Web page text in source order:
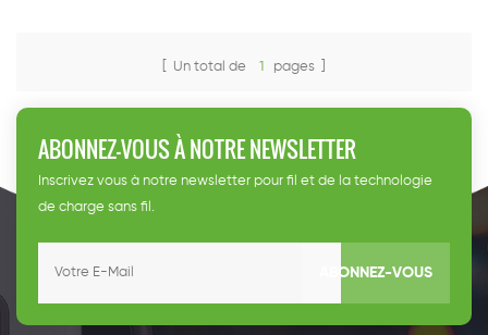
[ Un total de 1 pages ]
ABONNEZ-VOUS À NOTRE NEWSLETTER
Inscrivez vous à notre newsletter pour fil et de la technologie
de charge sans fil.
ABONNEZ-VOUS